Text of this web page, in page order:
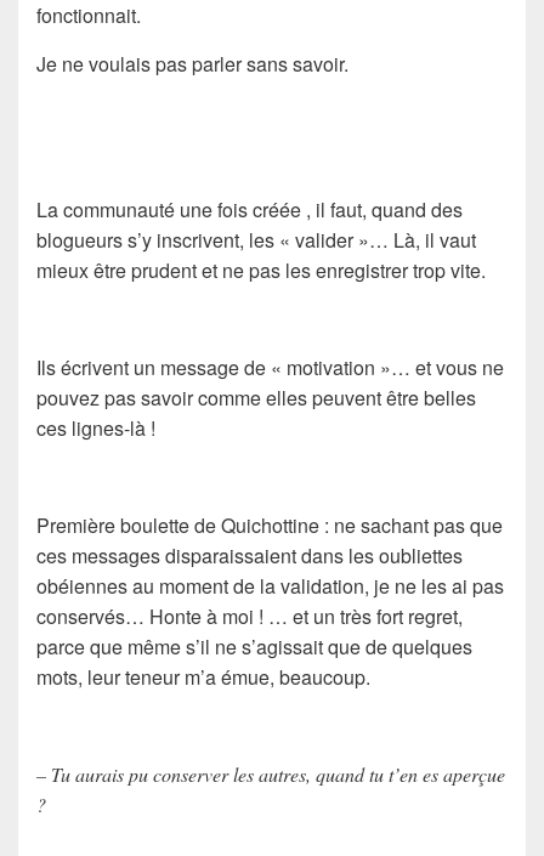
fonctionnait.
Je ne voulais pas parler sans savoir.
La communauté une fois créée , il faut, quand des
blogueurs s’y inscrivent, les « valider »… Là, il vaut
mieux être prudent et ne pas les enregistrer trop vite.
Ils écrivent un message de « motivation »… et vous ne
pouvez pas savoir comme elles peuvent être belles
ces lignes-là !
Première boulette de Quichottine : ne sachant pas que
ces messages disparaissaient dans les oubliettes
obéiennes au moment de la validation, je ne les ai pas
conservés… Honte à moi ! … et un très fort regret,
parce que même s’il ne s’agissait que de quelques
mots, leur teneur m’a émue, beaucoup.
– Tu aurais pu conserver les autres, quand tu t’en es aperçue
?